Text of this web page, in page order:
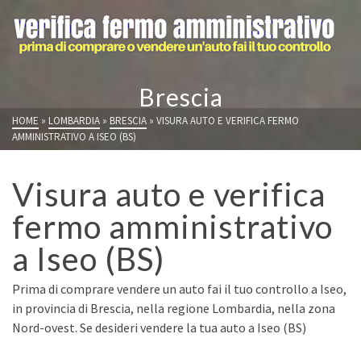
Brescia
HOME » LOMBARDIA » BRESCIA » VISURA AUTO E VERIFICA FERMO
AMMINISTRATIVO A ISEO (BS)
Visura auto e verifica
fermo amministrativo
a Iseo (BS)
Prima di comprare vendere un auto fai il tuo controllo a Iseo,
in provincia di Brescia, nella regione Lombardia, nella zona
Nord-ovest. Se desideri vendere la tua auto a Iseo (BS)